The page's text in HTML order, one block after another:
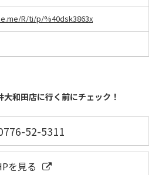
R/ti/p/%40dsk3863x
大和田店に行く前にチェック！
52-5311
を見る